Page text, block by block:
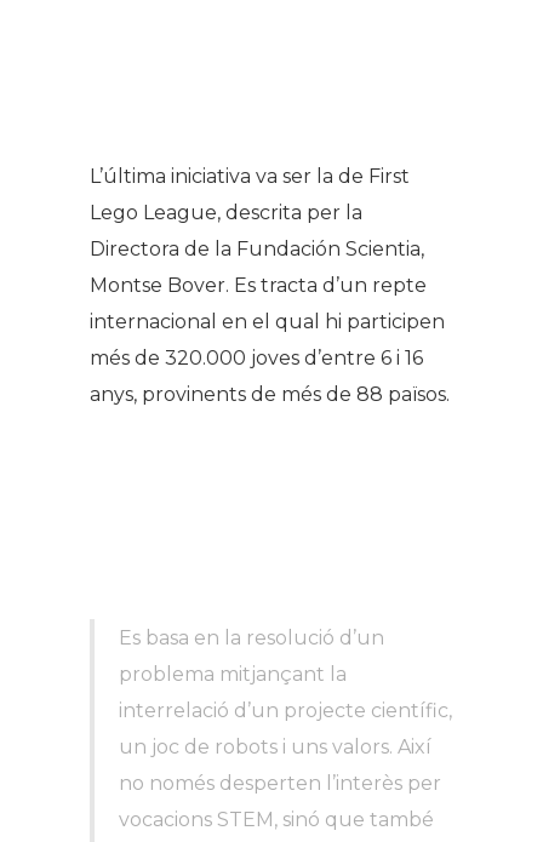
L’última iniciativa va ser la de First
Lego League, descrita per la
Directora de la Fundación Scientia,
Montse Bover. Es tracta d’un repte
internacional en el qual hi participen
més de 320.000 joves d’entre 6 i 16
anys, provinents de més de 88 països.
Es basa en la resolució d’un
problema mitjançant la
interrelació d’un projecte científic,
un joc de robots i uns valors. Així
no només desperten l’interès per
vocacions STEM, sinó que també